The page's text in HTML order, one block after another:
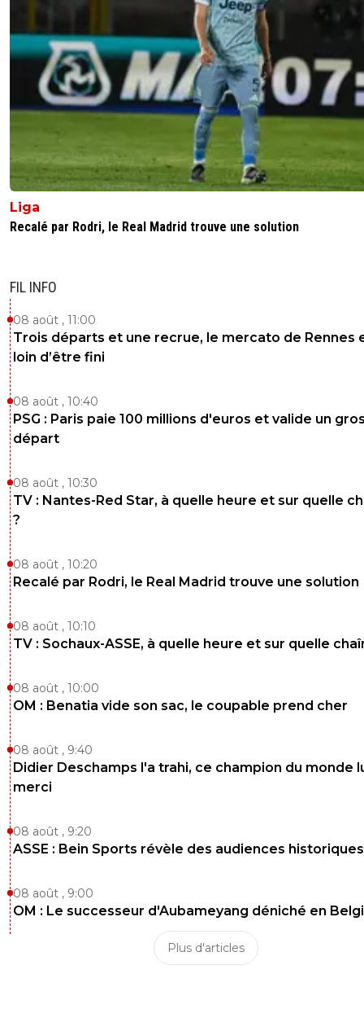
Liga
Recalé par Rodri, le Real Madrid trouve une solution
FIL INFO
08 août , 11:00
Trois départs et une recrue, le mercato de Rennes
loin d’être fini
08 août , 10:40
PSG : Paris paie 100 millions d'euros et valide un
départ
08 août , 10:30
TV : Nantes-Red Star, à quelle heure et sur quelle
?
08 août , 10:20
Recalé par Rodri, le Real Madrid trouve une solution
08 août , 10:10
TV : Sochaux-ASSE, à quelle heure et sur quelle
08 août , 10:00
OM : Benatia vide son sac, le coupable prend cher
08 août , 9:40
Didier Deschamps l'a trahi, ce champion du monde
merci
08 août , 9:20
ASSE : Bein Sports révèle des audiences historiques
08 août , 9:00
OM : Le successeur d'Aubameyang déniché en
Plus d'articles